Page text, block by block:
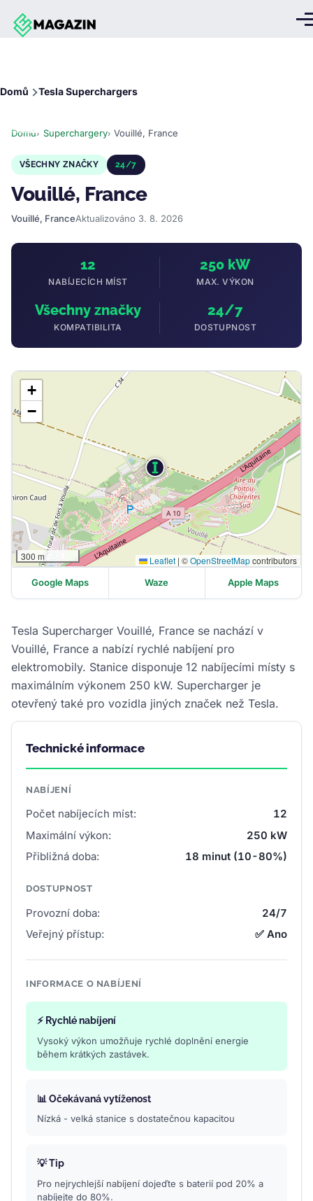
Přejít k hlavnímu obsahu
Domů Tesla Superchargers
Domů Superchargery Vouillé, France
VŠECHNY ZNAČKY 24/7
Vouillé, France
Vouillé, FranceAktualizováno 3. 8. 2026
12
NABÍJECÍCH MÍST
250 kW
MAX. VÝKON
Všechny značky
KOMPATIBILITA
24/7
DOSTUPNOST
Tesla Supercharger Vouillé, France se nachází v
Vouillé, France a nabízí rychlé nabíjení pro
elektromobily. Stanice disponuje 12 nabíjecími místy s
maximálním výkonem 250 kW. Supercharger je
otevřený také pro vozidla jiných značek než Tesla.
Technické informace
NABÍJENÍ
Počet nabíjecích míst:
12
Maximální výkon:
250 kW
Přibližná doba:
18 minut (10-80%)
DOSTUPNOST
Provozní doba:
24/7
Veřejný přístup:
✅ Ano
INFORMACE O NABÍJENÍ
⚡ Rychlé nabíjení
Vysoký výkon umožňuje rychlé doplnění energie
během krátkých zastávek.
📊 Očekávaná vytíženost
Nízká - velká stanice s dostatečnou kapacitou
💡 Tip
Pro nejrychlejší nabíjení dojeďte s baterií pod 20% a
nabíjejte do 80%.
+
−
300 m Leaflet | ©OpenStreetMapcontributors
Google Maps Waze Apple Maps